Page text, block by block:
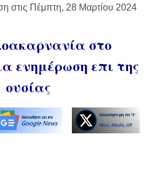
στις Πέμπτη, 28 Μαρτίου 2024
στο
ενημέρωση επι της
ουσίας